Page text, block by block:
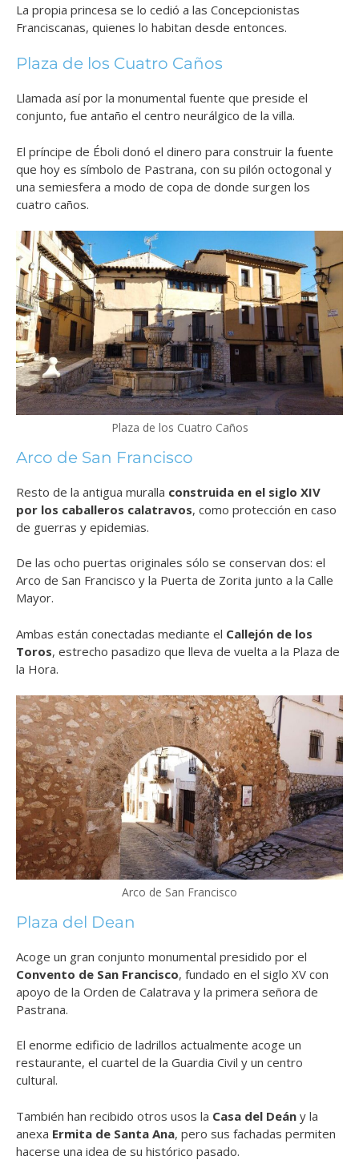
La propia princesa se lo cedió a las Concepcionistas
Franciscanas, quienes lo habitan desde entonces.
Plaza de los Cuatro Caños
Llamada así por la monumental fuente que preside el
conjunto, fue antaño el centro neurálgico de la villa.
El príncipe de Éboli donó el dinero para construir la fuente
que hoy es símbolo de Pastrana, con su pilón octogonal y
una semiesfera a modo de copa de donde surgen los
cuatro caños.
Plaza de los Cuatro Caños
Arco de San Francisco
Resto de la antigua muralla construida en el siglo XIV
por los caballeros calatravos, como protección en caso
de guerras y epidemias.
De las ocho puertas originales sólo se conservan dos: el
Arco de San Francisco y la Puerta de Zorita junto a la Calle
Mayor.
Ambas están conectadas mediante el Callejón de los
Toros, estrecho pasadizo que lleva de vuelta a la Plaza de
la Hora.
Arco de San Francisco
Plaza del Dean
Acoge un gran conjunto monumental presidido por el
Convento de San Francisco, fundado en el siglo XV con
apoyo de la Orden de Calatrava y la primera señora de
Pastrana.
El enorme edificio de ladrillos actualmente acoge un
restaurante, el cuartel de la Guardia Civil y un centro
cultural.
También han recibido otros usos la Casa del Deán y la
anexa Ermita de Santa Ana, pero sus fachadas permiten
hacerse una idea de su histórico pasado.